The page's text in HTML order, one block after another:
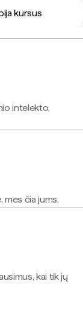
kursus
intelekto,
mes čia jums.
kai tik jų